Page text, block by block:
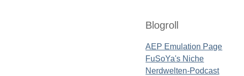
Blogroll
AEP Emulation Page
FuSoYa's Niche
Nerdwelten-Podcast